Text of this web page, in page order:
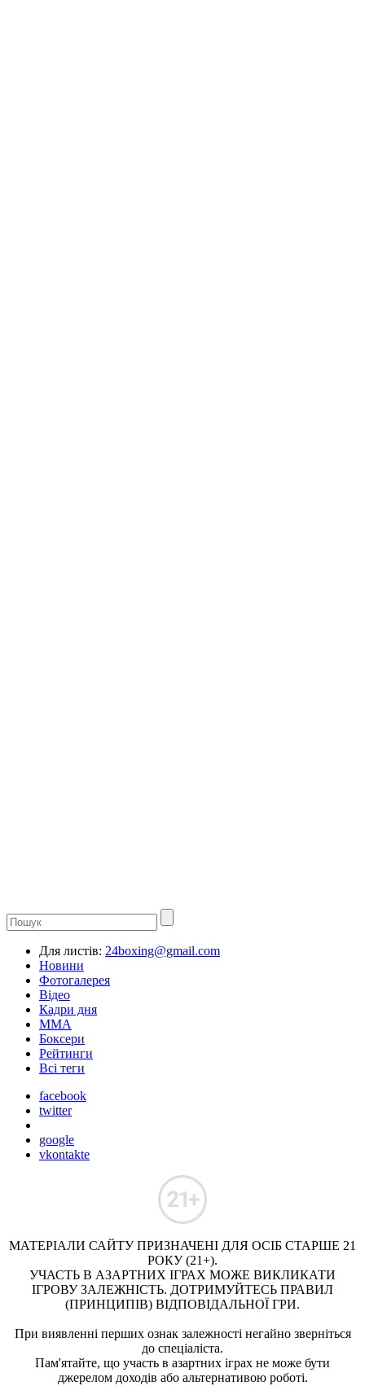
Для листів: 24boxing@gmail.com
Новини
Фотогалерея
Відео
Кадри дня
ММА
Боксери
Рейтинги
Всі теги
facebook
twitter
google
vkontakte
МАТЕРІАЛИ САЙТУ ПРИЗНАЧЕНІ ДЛЯ ОСІБ СТАРШЕ 21
РОКУ (21+).
УЧАСТЬ В АЗАРТНИХ ІГРАХ МОЖЕ ВИКЛИКАТИ
ІГРОВУ ЗАЛЕЖНІСТЬ. ДОТРИМУЙТЕСЬ ПРАВИЛ
(ПРИНЦИПІВ) ВІДПОВІДАЛЬНОЇ ГРИ.
При виявленні перших ознак залежності негайно зверніться
до спеціаліста.
Пам'ятайте, що участь в азартних іграх не може бути
джерелом доходів або альтернативою роботі.